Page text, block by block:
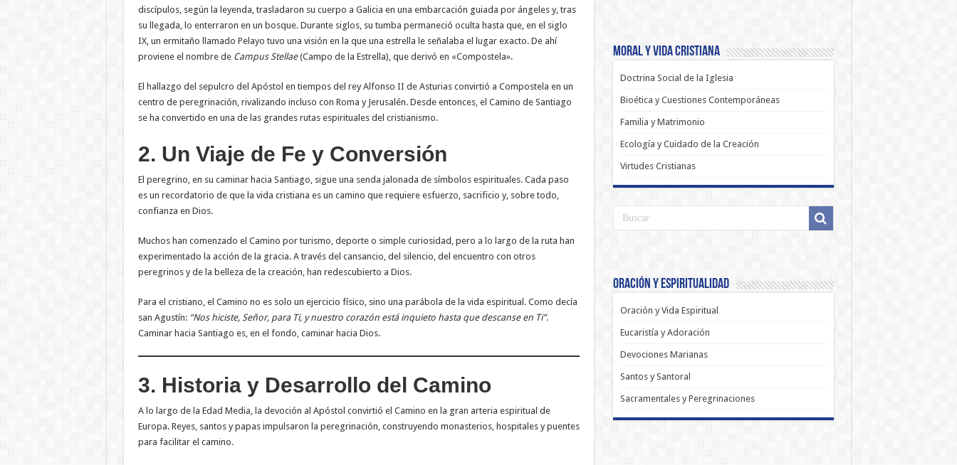
discípulos, según la leyenda, trasladaron su cuerpo a Galicia en una embarcación guiada por ángeles y, tras
su llegada, lo enterraron en un bosque. Durante siglos, su tumba permaneció oculta hasta que, en el siglo
IX, un ermitaño llamado Pelayo tuvo una visión en la que una estrella le señalaba el lugar exacto. De ahí
proviene el nombre de Campus Stellae(Campo de la Estrella), que derivó en «Compostela».
El hallazgo del sepulcro del Apóstol en tiempos del rey Alfonso II de Asturias convirtió a Compostela en un
centro de peregrinación, rivalizando incluso con Roma y Jerusalén. Desde entonces, el Camino de Santiago
se ha convertido en una de las grandes rutas espirituales del cristianismo.
2. Un Viaje de Fe y Conversión
El peregrino, en su caminar hacia Santiago, sigue una senda jalonada de símbolos espirituales. Cada paso
es un recordatorio de que la vida cristiana es un camino que requiere esfuerzo, sacrificio y, sobre todo,
confianza en Dios.
Muchos han comenzado el Camino por turismo, deporte o simple curiosidad, pero a lo largo de la ruta han
experimentado la acción de la gracia. A través del cansancio, del silencio, del encuentro con otros
peregrinos y de la belleza de la creación, han redescubierto a Dios.
Para el cristiano, el Camino no es solo un ejercicio físico, sino una parábola de la vida espiritual. Como decía
san Agustín: “Nos hiciste, Señor, para Ti, y nuestro corazón está inquieto hasta que descanse en Ti”.
Caminar hacia Santiago es, en el fondo, caminar hacia Dios.
3. Historia y Desarrollo del Camino
A lo largo de la Edad Media, la devoción al Apóstol convirtió el Camino en la gran arteria espiritual de
Europa. Reyes, santos y papas impulsaron la peregrinación, construyendo monasterios, hospitales y puentes
para facilitar el camino.
Moral y Vida Cristiana
Doctrina Social de la Iglesia
Bioética y Cuestiones Contemporáneas
Familia y Matrimonio
Ecología y Cuidado de la Creación
Virtudes Cristianas
Oración y Espiritualidad
Oración y Vida Espiritual
Eucaristía y Adoración
Devociones Marianas
Santos y Santoral
Sacramentales y Peregrinaciones